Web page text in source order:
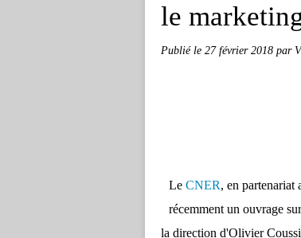
le
Publié le 27 février 2018 par
Le CNER, en partenariat
récemment un ouvrage
la direction d'Olivier